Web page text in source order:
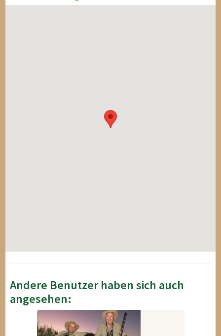
Andere Benutzer haben sich auch
angesehen: